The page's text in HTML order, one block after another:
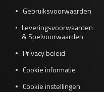
Gebruiksvoorwaarden
Leveringsvoorwaarden
& Spelvoorwaarden
Privacy beleid
Cookie informatie
Cookie instellingen